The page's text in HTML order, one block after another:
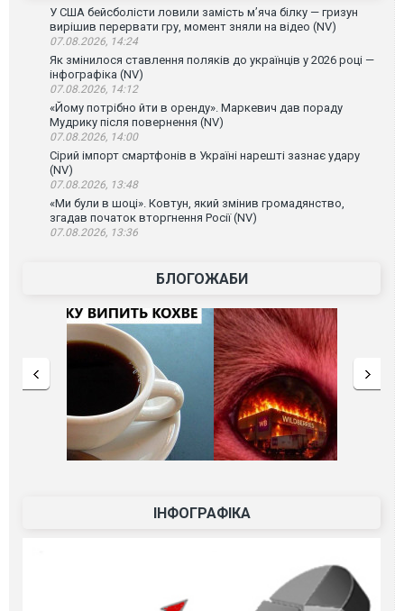
У США бейсболісти ловили замість м’яча білку — гризун
вирішив перервати гру, момент зняли на відео (NV)
07.08.2026, 14:24
Як змінилося ставлення поляків до українців у 2026 році —
інфографіка (NV)
07.08.2026, 14:12
«Йому потрібно йти в оренду». Маркевич дав пораду
Мудрику після повернення (NV)
07.08.2026, 14:00
Сірий імпорт смартфонів в Україні нарешті зазнає удару
(NV)
07.08.2026, 13:48
«Ми були в шоці». Ковтун, який змінив громадянство,
згадав початок вторгнення Росії (NV)
07.08.2026, 13:36
БЛОГОЖАБИ
ІНФОГРАФІКА